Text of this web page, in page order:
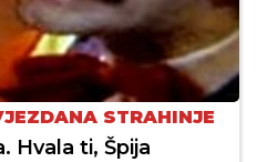
STRAHINJE
Hvala ti, Špija